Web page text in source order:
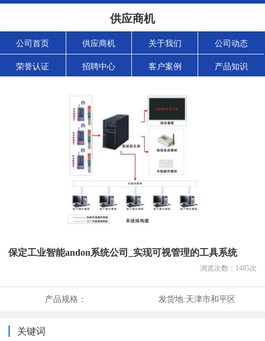
供应商机
公司首页 供应商机 关于我们 公司动态
荣誉认证 招聘中心 客户案例 产品知识
保定工业智能andon系统公司_实现可视管理的工具系统
浏览次数： 1485次
产品规格： 发货地:天津市和平区
关键词